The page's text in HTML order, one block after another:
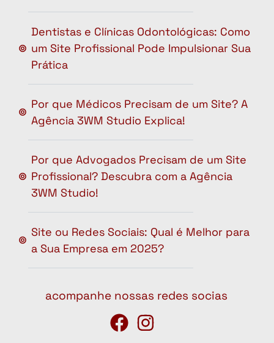
Dentistas e Clínicas Odontológicas: Como
um Site Profissional Pode Impulsionar Sua
Prática
Por que Médicos Precisam de um Site? A
Agência 3WM Studio Explica!
Por que Advogados Precisam de um Site
Profissional? Descubra com a Agência
3WM Studio!
Site ou Redes Sociais: Qual é Melhor para
a Sua Empresa em 2025?
acompanhe nossas redes socias